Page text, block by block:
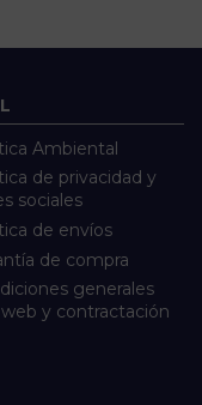
Ambiental
de privacidad y
sociales
de envíos
de compra
generales
y contractación